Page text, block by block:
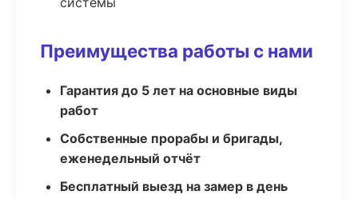
Преимущества работы с нами
Гарантия до 5 лет на основные виды
работ
Собственные прорабы и бригады,
еженедельный отчёт
Бесплатный выезд на замер в день